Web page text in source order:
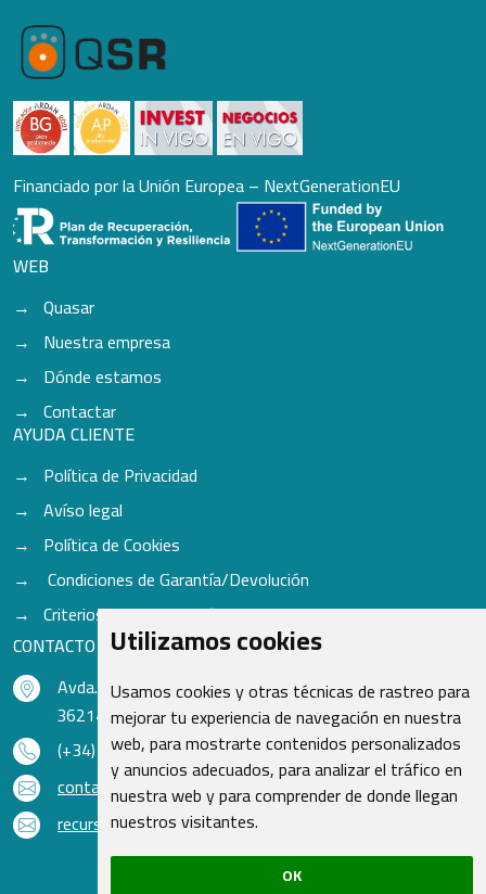
Utilizamos cookies
Usamos cookies y otras técnicas de rastreo para
mejorar tu experiencia de navegación en nuestra
web, para mostrarte contenidos personalizados
y anuncios adecuados, para analizar el tráfico en
nuestra web y para comprender de donde llegan
nuestros visitantes.
OK
Financiado por la Unión Europea – NextGenerationEU
WEB
Quasar
Nuestra empresa
Dónde estamos
Contactar
AYUDA CLIENTE
Política de Privacidad
Avíso legal
Política de Cookies
Condiciones de Garantía/Devolución
Criterios para aceptación de Cascos
CONTACTO
Avda. do Freixo - Sardoma, 13
36214 Vigo - Pontevedra - España
(+34) 986 48 16 33
contacto@qsr.es
recursoshumanos@qsr.es